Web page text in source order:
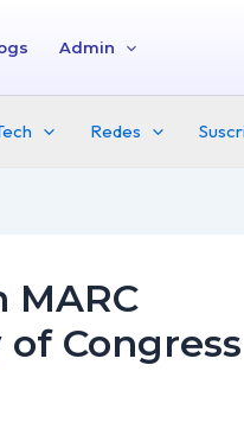
Admin
Redes
MARC
Congress